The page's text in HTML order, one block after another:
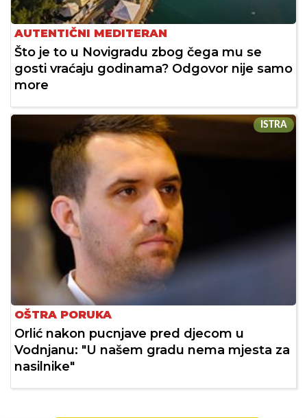
AUTENTIČNI MEDITERAN
Što je to u Novigradu zbog čega mu se
gosti vraćaju godinama? Odgovor nije samo
more
ISTRA
OŠTRA PORUKA
Orlić nakon pucnjave pred djecom u
Vodnjanu: "U našem gradu nema mjesta za
nasilnike"